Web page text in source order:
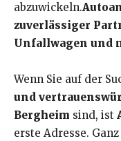
abzuwickeln.
zuverlässiger
Unfallwagen und
Wenn Sie auf der
und
Bergheim sind, ist
erste Adresse.